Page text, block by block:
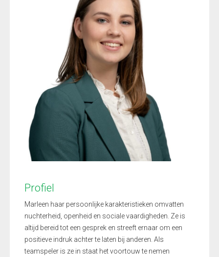
Profiel
Marleen haar persoonlijke karakteristieken omvatten
nuchterheid, openheid en sociale vaardigheden. Ze is
altijd bereid tot een gesprek en streeft ernaar om een
positieve indruk achter te laten bij anderen. Als
teamspeler is ze in staat het voortouw te nemen